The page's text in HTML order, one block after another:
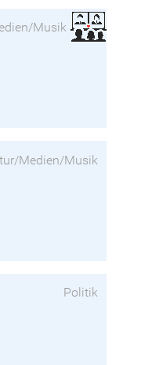
Musik
Medien/Musik
Politik